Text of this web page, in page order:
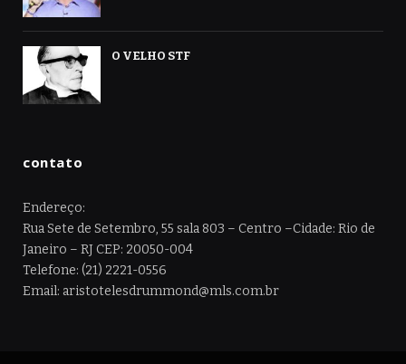
O VELHO STF
contato
Endereço:
Rua Sete de Setembro, 55 sala 803 – Centro –Cidade: Rio de
Janeiro – RJ CEP: 20050-004
Telefone: (21) 2221-0556
Email: aristotelesdrummond@mls.com.br